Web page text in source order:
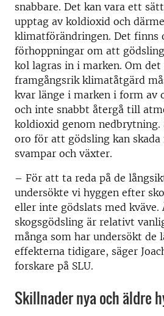
snabbare. Det kan vara ett
upptag av koldioxid och
klimatförändringen. Det finns
förhoppningar om att
kol lagras in i marken. Om det
framgångsrik klimatåtgärd
kvar länge i marken i form av
och inte snabbt återgå till
koldioxid genom
oro för att gödsling kan skada
svampar och växter.
– För att ta reda på de
undersökte vi hyggen efter
eller inte gödslats med kväve.
skogsgödsling är relativt
många som har undersökt de
effekterna tidigare, säger
forskare på SLU.
Skillnader nya och äldre